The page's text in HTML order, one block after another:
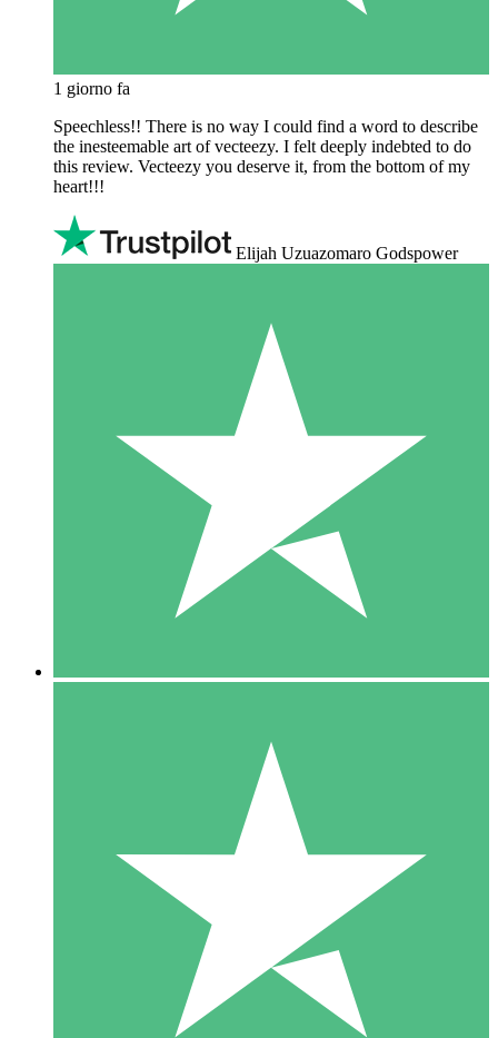
1 giorno fa
Speechless!! There is no way I could find a word to describe
the inesteemable art of vecteezy. I felt deeply indebted to do
this review. Vecteezy you deserve it, from the bottom of my
heart!!!
Elijah Uzuazomaro Godspower